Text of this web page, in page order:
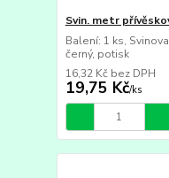
Svin. metr
Balení: 1 ks,
černý, potisk
19,75 Kč/ks
16,32 Kč bez DPH